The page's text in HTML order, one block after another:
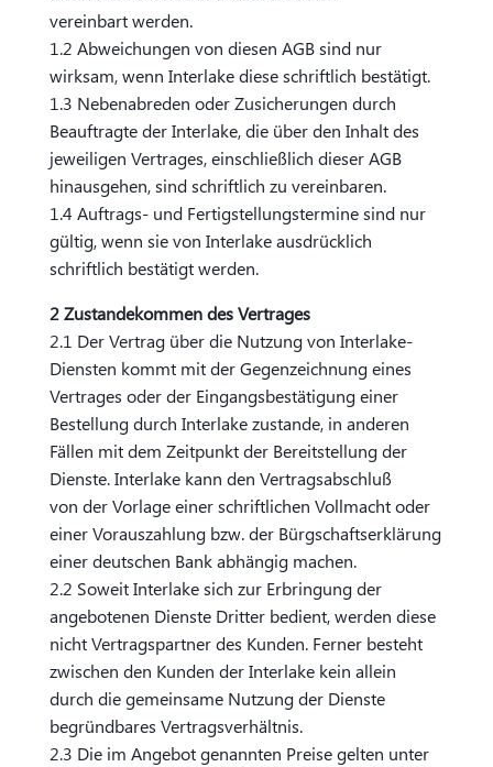
vereinbart werden.
1.2 Abweichungen von diesen AGB sind nur
wirksam, wenn Interlake diese schriftlich bestätigt.
1.3 Nebenabreden oder Zusicherungen durch
Beauftragte der Interlake, die über den Inhalt des
jeweiligen Vertrages, einschließlich dieser AGB
hinausgehen, sind schriftlich zu vereinbaren.
1.4 Auftrags- und Fertigstellungstermine sind nur
gültig, wenn sie von Interlake ausdrücklich
schriftlich bestätigt werden.
2 Zustandekommen des Vertrages
2.1 Der Vertrag über die Nutzung von Interlake-
Diensten kommt mit der Gegenzeichnung eines
Vertrages oder der Eingangsbestätigung einer
Bestellung durch Interlake zustande, in anderen
Fällen mit dem Zeitpunkt der Bereitstellung der
Dienste. Interlake kann den Vertragsabschluß
von der Vorlage einer schriftlichen Vollmacht oder
einer Vorauszahlung bzw. der Bürgschaftserklärung
einer deutschen Bank abhängig machen.
2.2 Soweit Interlake sich zur Erbringung der
angebotenen Dienste Dritter bedient, werden diese
nicht Vertragspartner des Kunden. Ferner besteht
zwischen den Kunden der Interlake kein allein
durch die gemeinsame Nutzung der Dienste
begründbares Vertragsverhältnis.
2.3 Die im Angebot genannten Preise gelten unter